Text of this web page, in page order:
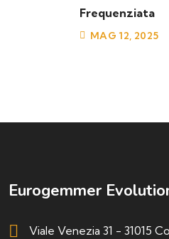
Frequenziata
MAG 12, 2025
Eurogemmer
Viale Venezia 31 - 31015